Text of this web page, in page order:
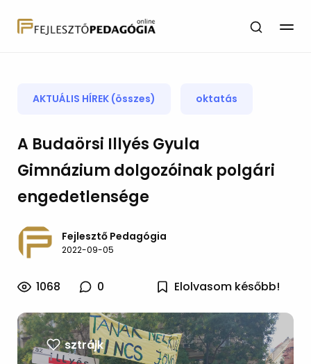
AKTUÁLIS HÍREK (összes) oktatás
A Budaörsi Illyés Gyula
Gimnázium dolgozóinak polgári
engedetlensége
Fejlesztő Pedagógia
2022-09-05
1068 0 Elolvasom később!
sztrájk